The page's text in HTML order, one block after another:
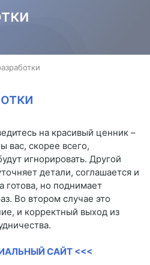
на красивый ценник –
вас, скорее всего,
игнорировать. Другой
детали, соглашается и
готова, но поднимает
Во втором случае это
и корректный выход из
САЙТ <<<